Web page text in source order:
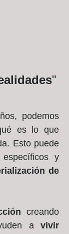
"
podemos
es lo que
Esto puede
y
de
creando
avivir